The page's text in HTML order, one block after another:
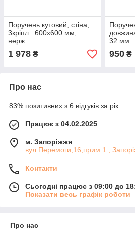
Поручень кутовий, стіна,
3кріпл.. 600х600 мм,
нерж.
1 978 ₴
32 мм
950₴
Про нас
83% позитивних з 6 відгуків за рік
Працює з 04.02.2025
м. Запоріжжя
вул.Перемоги,16,прим.1 ,
Контакти
Сьогодні працює з 09:00 до
Показати весь графік роботи
Про нас